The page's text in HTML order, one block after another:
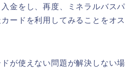
金をし、再度、ミネラルバスパ
ードを利用してみることをオス
が使えない問題が解決しない場